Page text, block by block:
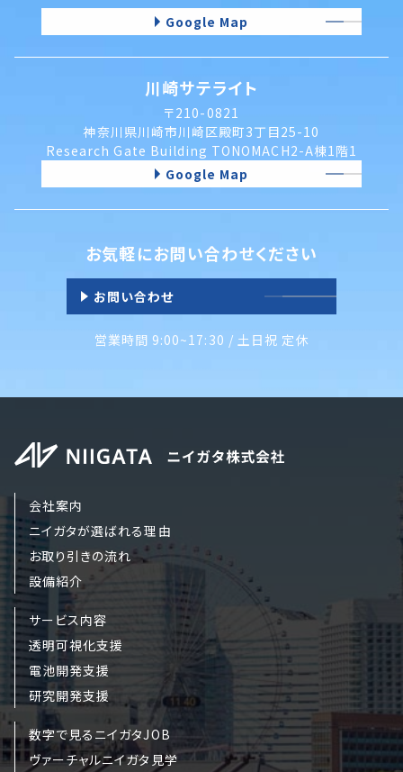
Google Map
川崎サテライト
〒210-0821
神奈川県川崎市川崎区殿町3丁目25-10
Research Gate Building TONOMACH2-A棟1階1
Google Map
お気軽にお問い合わせください
お問い合わせ
営業時間 9:00~17:30 / 土日祝 定休
会社案内
ニイガタが選ばれる理由
お取り引きの流れ
設備紹介
サービス内容
透明可視化支援
電池開発支援
研究開発支援
数字で見るニイガタJOB
ヴァーチャルニイガタ見学